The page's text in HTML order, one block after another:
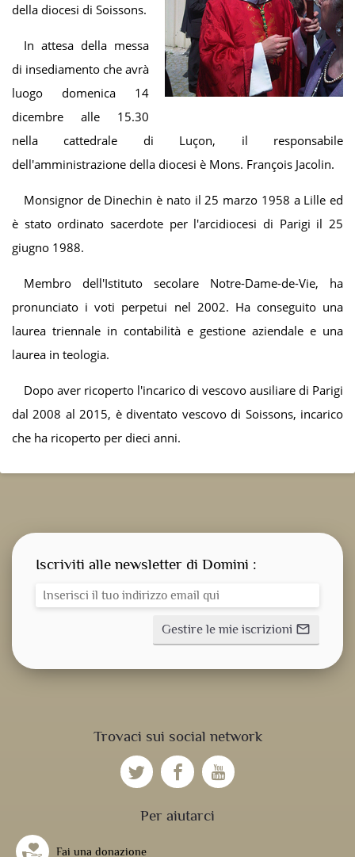
della diocesi di Soissons.
In attesa della messa
di insediamento che avrà
luogo domenica 14
dicembre alle 15.30
nella cattedrale di Luçon, il responsabile
dell'amministrazione della diocesi è Mons. François Jacolin.
Monsignor de Dinechin è nato il 25 marzo 1958 a Lille ed
è stato ordinato sacerdote per l'arcidiocesi di Parigi il 25
giugno 1988.
Membro dell'Istituto secolare Notre-Dame-de-Vie, ha
pronunciato i voti perpetui nel 2002. Ha conseguito una
laurea triennale in contabilità e gestione aziendale e una
laurea in teologia.
Dopo aver ricoperto l'incarico di vescovo ausiliare di Parigi
dal 2008 al 2015, è diventato vescovo di Soissons, incarico
che ha ricoperto per dieci anni.
Trovaci sui social network
Per aiutarci
Fai una donazione
Iscriviti alle newsletter di Domini :
Gestire le mie iscrizioni mail_outline